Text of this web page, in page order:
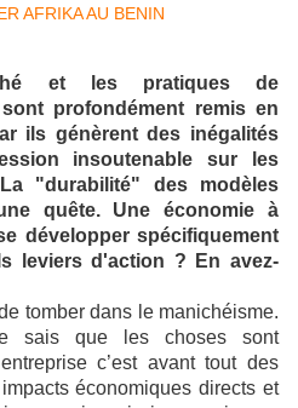
et les pratiques de
profondément remis en
ils génèrent des inégalités
insoutenable sur les
"durabilité" des modèles
quête. Une économie à
développer spécifiquement
leviers d'action ? En avez-
tomber dans le manichéisme.
sais que les choses sont
c’est avant tout des
économiques directs et